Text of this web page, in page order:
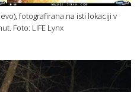
fotografirana na isti lokaciji v
Foto: LIFE Lynx